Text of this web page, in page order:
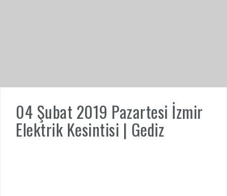
04 Şubat 2019 Pazartesi İzmir
Elektrik Kesintisi | Gediz